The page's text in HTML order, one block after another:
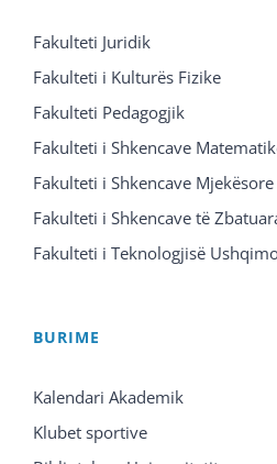
Fakulteti Juridik
Fakulteti i Kulturës Fizike
Fakulteti Pedagogjik
Fakulteti i Shkencave
Fakulteti i Shkencave Mjekësore
Fakulteti i Shkencave të
Fakulteti i Teknologjisë
BURIME
Kalendari Akademik
Klubet sportive